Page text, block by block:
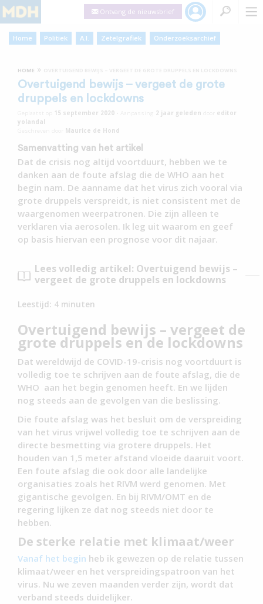
Ontvang de nieuwsbrief
Home Politiek A.I. Zetelgrafiek Onderzoeksarchief
HOME »
Overtuigend bewijs – vergeet de grote
druppels en lockdowns
15 september 2020 2 jaar geleden
editor
yolandal
Maurice de Hond
Samenvatting van het artikel
Dat de crisis nog altijd voortduurt, hebben we te
danken aan de foute afslag die de WHO aan het
begin nam. De aanname dat het virus zich vooral via
grote druppels verspreidt, is niet consistent met de
waargenomen weerpatronen. Die zijn alleen te
verklaren via aerosolen. Ik leg uit waarom en geef
op basis hiervan een prognose voor dit najaar.
Lees volledig artikel: Overtuigend bewijs –
vergeet de grote druppels en lockdowns
Leestijd: 4 minuten
Overtuigend bewijs – vergeet de
grote druppels en de lockdowns
Dat wereldwijd de COVID-19-crisis nog voortduurt is
volledig toe te schrijven aan de foute afslag, die de
WHO aan het begin genomen heeft. En we lijden
nog steeds aan de gevolgen van die beslissing.
Die foute afslag was het besluit om de verspreiding
van het virus vrijwel volledig toe te schrijven aan de
directe besmetting via grotere druppels. Het
houden van 1,5 meter afstand vloeide daaruit voort.
Een foute afslag die ook door alle landelijke
organisaties zoals het RIVM werd genomen. Met
gigantische gevolgen. En bij RIVM/OMT en de
regering lijken ze dat nog steeds niet door te
hebben.
De sterke relatie met klimaat/weer
Vanaf het begin heb ik gewezen op de relatie tussen
klimaat/weer en het verspreidingspatroon van het
virus. Nu we zeven maanden verder zijn, wordt dat
verband steeds duidelijker.